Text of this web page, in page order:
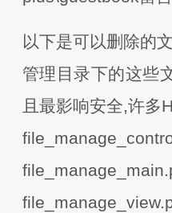
以下是可以删除的文
管理目录下的这些
且最影响安全,许多